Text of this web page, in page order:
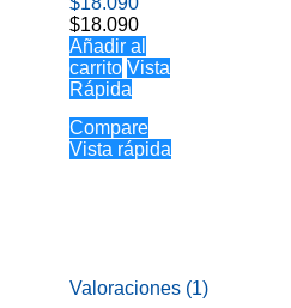
$18.090
Añadir al
carrito Vista
Rápida
Compare
Vista rápida
Valoraciones (1)